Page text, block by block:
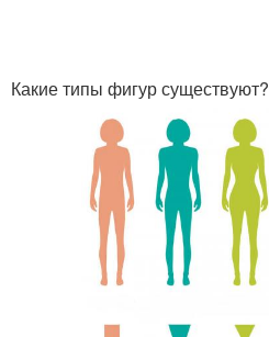
Какие типы фигур существуют?